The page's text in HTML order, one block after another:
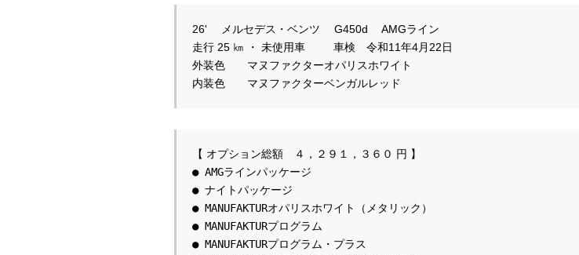
26'　 メルセデス・ベンツ 　G450d　 AMGライン
走行 25 ㎞ ・ 未使用車　　  車検　令和11年4月22日
外装色　　マヌファクターオパリスホワイト
内装色　　マヌファクターベンガルレッド
● AMGラインパッケージ
● ナイトパッケージ
● MANUFAKTURオパリスホワイト（メタリック）
● MANUFAKTURプログラム
● MANUFAKTURプログラム・プラス